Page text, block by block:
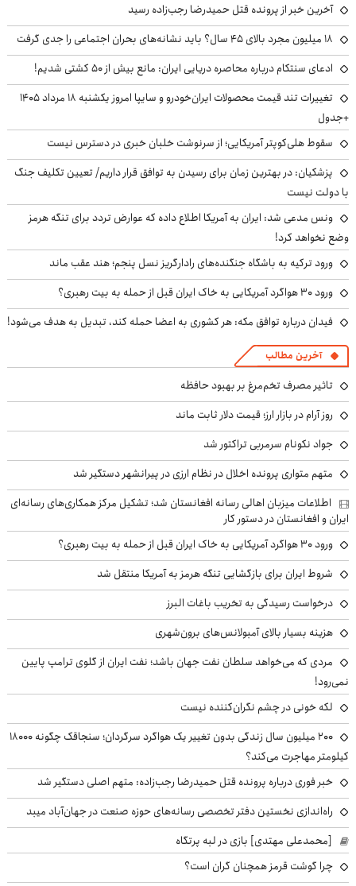
آخرین خبر از پرونده قتل حمیدرضا رجب‌زاده رسید
۱۸ میلیون مجرد بالای ۴۵ سال؟ باید نشانه‌های بحران اجتماعی را جدی گرفت
ادعای سنتکام درباره محاصره دریایی ایران: مانع بیش از ۵۰ کشتی شدیم!
تغییرات تند قیمت محصولات ایران‌خودرو و سایپا امروز یکشنبه ۱۸ مرداد ۱۴۰۵
+جدول
سقوط هلی‌کوپتر آمریکایی؛ از سرنوشت خلبان خبری در دسترس نیست
پزشکیان‌: در بهترین زمان برای رسیدن به توافق قرار داریم/ تعیین تکلیف جنگ
با دولت نیست
ونس مدعی شد: ایران به آمریکا اطلاع داده که عوارض تردد برای تنگه هرمز
وضع نخواهد کرد!
ورود ترکیه به باشگاه جنگنده‌های رادارگریز نسل پنجم؛ هند عقب ماند
ورود ۳۰ هواگرد آمریکایی به خاک ایران قبل از حمله به بیت رهبری؟
فیدان درباره توافق مکه: هر کشوری به اعضا حمله کند، تبدیل به هدف می‌شود!
آخرین مطالب
تاثیر مصرف تخم‌مرغ بر بهبود حافظه
روز آرام در بازار ارز؛ قیمت دلار ثابت ماند
جواد نکونام سرمربی تراکتور شد
متهم متواری پرونده اخلال در نظام ارزی در پیرانشهر دستگیر شد
اطلاعات میزبان اهالی رسانه افغانستان شد؛ تشکیل مرکز همکاری‌های رسانه‌ای
ایران و افغانستان در دستور کار
ورود ۳۰ هواگرد آمریکایی به خاک ایران قبل از حمله به بیت رهبری؟
شروط ایران برای بازگشایی تنگه هرمز به آمریکا منتقل شد
درخواست رسیدگی به تخریب باغات البرز
هزینه بسیار بالای آمبولانس‌های برون‌شهری
مردی که می‌خواهد سلطان نفت جهان باشد؛ نفت ایران از گلوی ترامپ پایین
نمی‌رود!
لکه خونی در چشم نگران‌کننده نیست
۲۰۰ میلیون سال زندگی بدون تغییر یک هواگرد سرگردان؛ سنجاقک‌ چگونه ۱۸۰۰۰
کیلومتر مهاجرت می‌کند؟
خبر فوری درباره پرونده قتل حمیدرضا رجب‌زاده: متهم اصلی دستگیر شد
راه‌اندازی نخستین دفتر تخصصی رسانه‌های حوزه صنعت در جهان‌آباد میبد
[محمدعلی مهتدی] بازی در لبه پرتگاه
چرا گوشت قرمز همچنان گران است؟